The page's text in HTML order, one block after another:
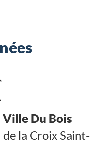
Du Bois
la Croix Saint-